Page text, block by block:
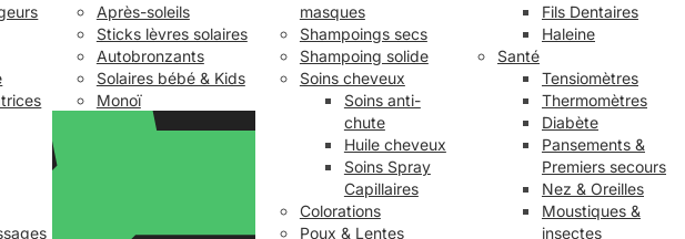
Après-soleils
Sticks lèvres solaires
Autobronzants
Solaires bébé & Kids
Monoï
masques
Shampoings secs
Shampoing solide
Soins cheveux
Soins anti-
chute
Huile cheveux
Soins Spray
Capillaires
Colorations
Poux & Lentes
Fils Dentaires
Haleine
Santé
Tensiomètres
Thermomètres
Diabète
Pansements &
Premiers secours
Nez & Oreilles
Moustiques &
insectes